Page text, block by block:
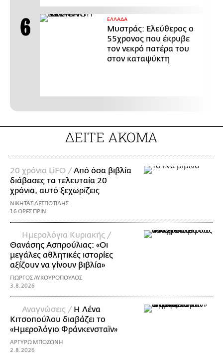
ΕΛΛΑΔΑ
Μυστράς: Ελεύθερος ο
55χρονος που έκρυβε
τον νεκρό πατέρα του
στον καταψύκτη
ΔΕΙΤΕ ΑΚΟΜΑ
20 χρόνια LiFO /Από όσα βιβλία
διάβασες τα τελευταία 20
χρόνια, αυτό ξεχωρίζεις
ΝΙΚΗΤΑΣ ΔΕΣΠΟΤΙΔΗΣ
16 ΩΡΕΣ ΠΡΙΝ
Ημερολόγια Κυριακής /
Θανάσης Ασπρούλιας: «Οι
μεγάλες αθλητικές ιστορίες
αξίζουν να γίνουν βιβλία»
ΓΙΩΡΓΟΣ ΛΥΚΟΥΡΟΠΟΥΛΟΣ
3.8.2026
Αναγνώσεις / Η Λένα
Κιτσοπούλου διαβάζει το
«Ημερολόγιο Φράνκενσταϊν»
ΑΡΓΥΡΩ ΜΠΟΖΩΝΗ
2.8.2026